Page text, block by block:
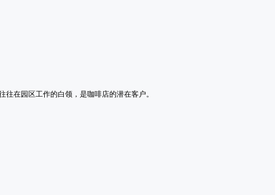
在园区工作的白领，是咖啡店的潜在客户。